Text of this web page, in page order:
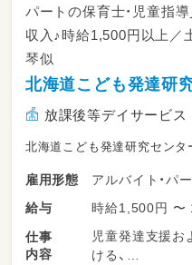
パートの保育士・児童指
収入♪時給1,500円以上／
琴似
北海道こども発達研
放課後等デイサービス
北海道こども発達研究セン
雇用形態
アルバイト・パ
給与
時給1,500円 〜
仕事
内容
児童発達支援お
ける、